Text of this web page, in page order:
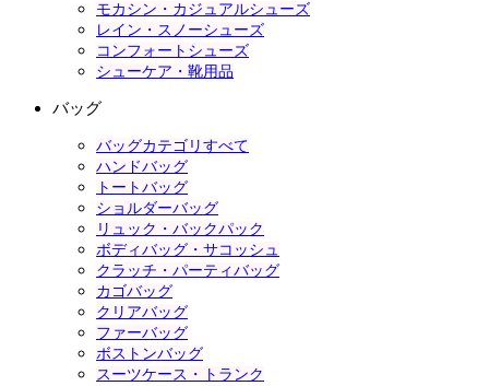
モカシン・カジュアルシューズ
レイン・スノーシューズ
コンフォートシューズ
シューケア・靴用品
バッグ
バッグカテゴリすべて
ハンドバッグ
トートバッグ
ショルダーバッグ
リュック・バックパック
ボディバッグ・サコッシュ
クラッチ・パーティバッグ
カゴバッグ
クリアバッグ
ファーバッグ
ボストンバッグ
スーツケース・トランク